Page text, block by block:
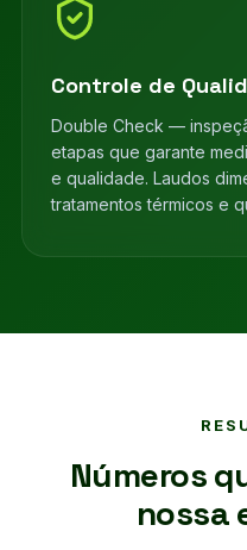
Controle de
Double Check —
etapas que garante
e qualidade. Laudos
tratamentos térmicos e
Números
nossa